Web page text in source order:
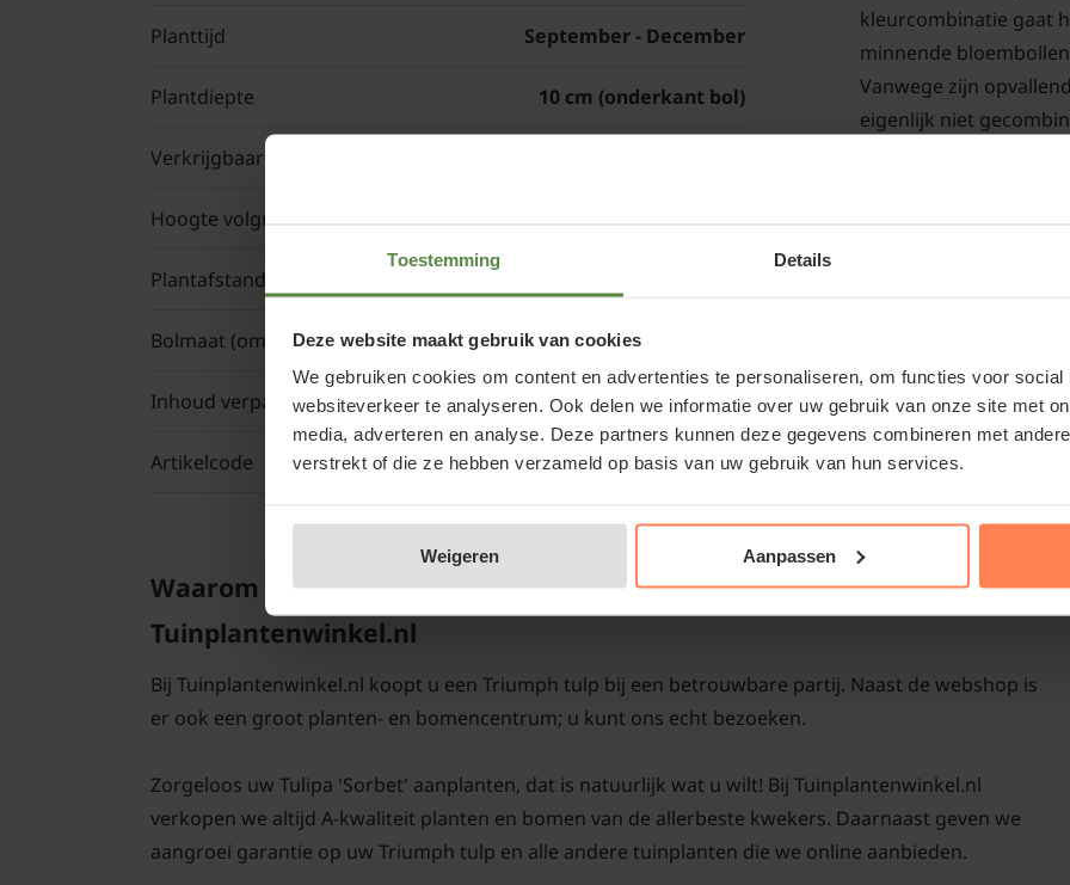
Toestemming Details
Deze website maakt gebruik van cookies
We gebruiken cookies om content en advertenties te personaliseren, om functies voor social
websiteverkeer te analyseren. Ook delen we informatie over uw gebruik van onze site met
media, adverteren en analyse. Deze partners kunnen deze gegevens combineren met
verstrekt of die ze hebben verzameld op basis van uw gebruik van hun services.
Weigeren Aanpassen
Planttijd September - December
Plantdiepte 10 cm (onderkant bol)
Verkrijgbaar
Hoogte volgroeide plant
Plantafstand
Bolmaat (omtrek)
Inhoud verpakking Keuze afhankelijk
Artikelcode 36-4269
kleurcombinatie gaat
minnende
Vanwege zijn
eigenlijk niet
Aangeplant in een
Triumph tulp het
Bloembollen worden
aangeplant. Let op dat
zijn maar een
dieper gezet worden,
in de winter en
raden om elk voorjaar
te geven. Dit kan in de
Biomest. Verwijder na
Waarom Tulipa 'Sorbet' kopen of Triumph tulp kopen bij
Tuinplantenwinkel.nl
Bij Tuinplantenwinkel.nl koopt u een Triumph tulp bij een betrouwbare partij. Naast de webshop is
er ook een groot planten- en bomencentrum; u kunt ons echt bezoeken.
Zorgeloos uw Tulipa 'Sorbet' aanplanten, dat is natuurlijk wat u wilt! Bij Tuinplantenwinkel.nl
verkopen we altijd A-kwaliteit planten en bomen van de allerbeste kwekers. Daarnaast geven we
aangroei garantie op uw Triumph tulp en alle andere tuinplanten die we online aanbieden.